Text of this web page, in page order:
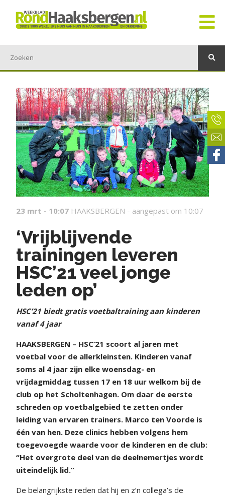
23 mrt - 10:07 HAAKSBERGEN - aangepast om 10:07
‘Vrijblijvende
trainingen leveren
HSC’21 veel jonge
leden op’
HSC’21 biedt gratis voetbaltraining aan kinderen
vanaf 4 jaar
HAAKSBERGEN – HSC’21 scoort al jaren met
voetbal voor de allerkleinsten. Kinderen vanaf
soms al 4 jaar zijn elke woensdag- en
vrijdagmiddag tussen 17 en 18 uur welkom bij de
club op het Scholtenhagen. Om daar de eerste
schreden op voetbalgebied te zetten onder
leiding van ervaren trainers. Marco ten Voorde is
één van hen. Deze clinics hebben volgens hem
toegevoegde waarde voor de kinderen en de club:
“Het overgrote deel van de deelnemertjes wordt
uiteindelijk lid.”
De belangrijkste reden dat hij en z’n collega’s de